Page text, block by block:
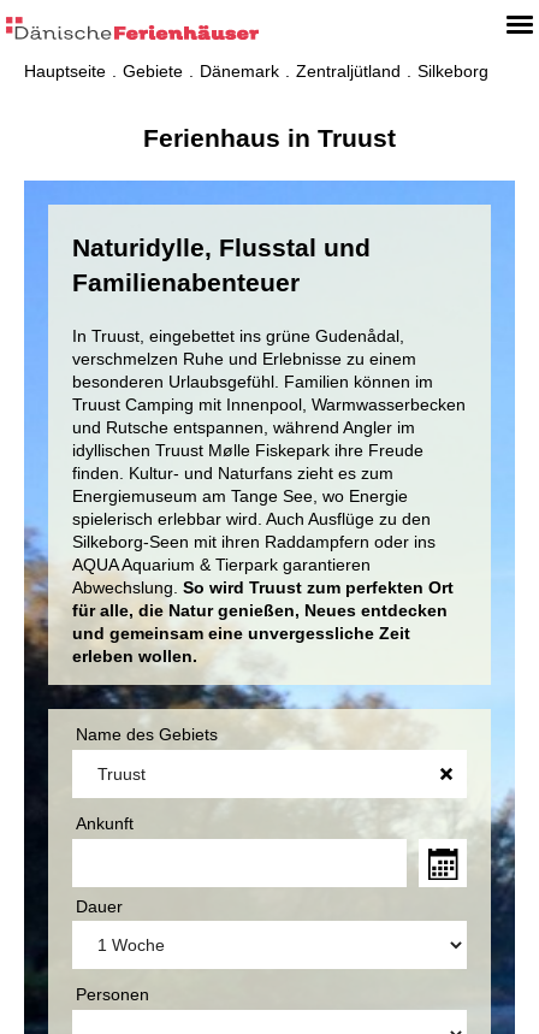
Hauptseite Gebiete Dänemark Zentraljütland Silkeborg
Ferienhaus in Truust
Naturidylle, Flusstal und
Familienabenteuer
In Truust, eingebettet ins grüne Gudenådal,
verschmelzen Ruhe und Erlebnisse zu einem
besonderen Urlaubsgefühl. Familien können im
Truust Camping mit Innenpool, Warmwasserbecken
und Rutsche entspannen, während Angler im
idyllischen Truust Mølle Fiskepark ihre Freude
finden. Kultur- und Naturfans zieht es zum
Energiemuseum am Tange See, wo Energie
spielerisch erlebbar wird. Auch Ausflüge zu den
Silkeborg-Seen mit ihren Raddampfern oder ins
AQUA Aquarium & Tierpark garantieren
Abwechslung. So wird Truust zum perfekten Ort
für alle, die Natur genießen, Neues entdecken
und gemeinsam eine unvergessliche Zeit
erleben wollen.
Name des Gebiets
Ankunft
Dauer
Personen